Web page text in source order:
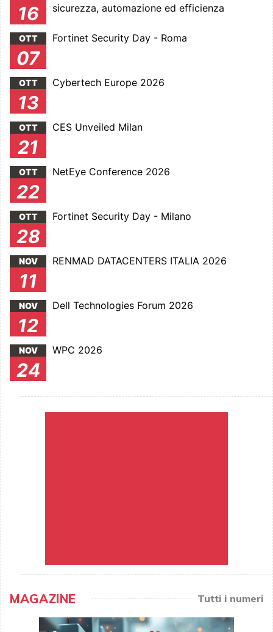
16
sicurezza, automazione ed efficienza
OTT
07
Fortinet Security Day - Roma
OTT
13
Cybertech Europe 2026
OTT
21
CES Unveiled Milan
OTT
22
NetEye Conference 2026
OTT
28
Fortinet Security Day - Milano
NOV
11
RENMAD DATACENTERS ITALIA 2026
NOV
12
Dell Technologies Forum 2026
NOV
24
WPC 2026
MAGAZINE Tutti i numeri